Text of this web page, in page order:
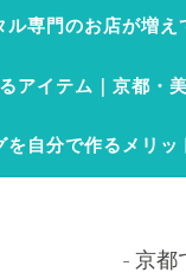
ル専門のお店が増え
アイテム｜京都・
自分で作るメリッ
京都